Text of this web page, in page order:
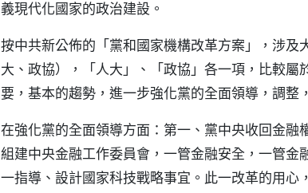
義現代化國家的政治建設。
按中共新公佈的「黨和國家機構改革方案」，涉
大、政協），「人大」、「政協」各一項，比較
要，基本的趨勢，進一步強化黨的全面領導，調整
在強化黨的全面領導方面：第一、黨中央收回金融
組建中央金融工作委員會，一管金融安全，一管
一指導、設計國家科技戰略事宜。此一改革的用